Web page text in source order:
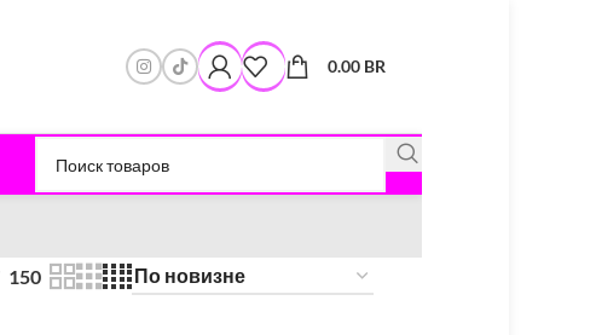
0.00 BR
150